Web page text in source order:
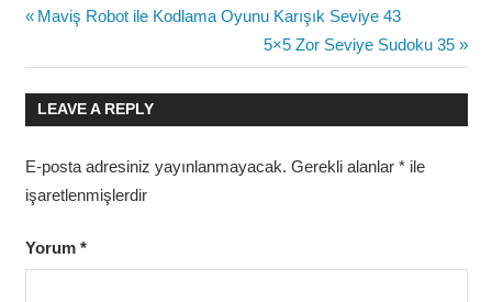
Yazı
gezinmesi
Previous
Maviş Robot ile Kodlama Oyunu Karışık Seviye 43
Next
Post:
5×5 Zor Seviye Sudoku 35
LEAVE A REPLY
E-posta adresiniz yayınlanmayacak. Gerekli alanlar *ile
işaretlenmişlerdir
Yorum *